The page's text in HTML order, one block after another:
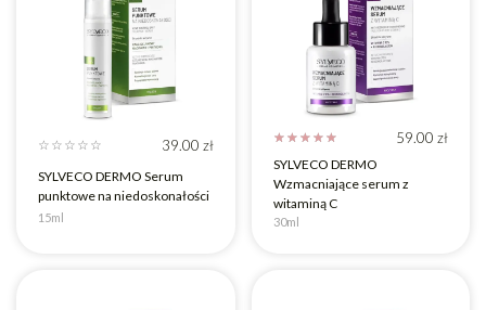
☆ ☆ ☆ ☆ ☆ 39.00 zł
SYLVECO DERMO Serum
punktowe na niedoskonałości
15ml
☆ ☆ ☆ ☆ ☆ 59.00 zł
SYLVECO DERMO
Wzmacniające serum z
witaminą C
30ml